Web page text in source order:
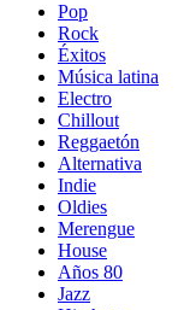
Pop
Rock
Éxitos
Música latina
Electro
Chillout
Reggaetón
Alternativa
Indie
Oldies
Merengue
House
Años 80
Jazz